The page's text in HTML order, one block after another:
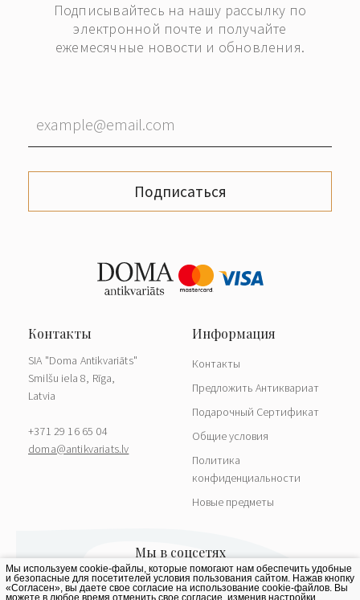
Подписывайтесь на нашу рассылку по
электронной почте и получайте
ежемесячные новости и обновления.
Подписаться
SIA "Doma Antikvariāts"
Smilšu iela 8, Rīga,
Latvia
+371 29 16 65 04
doma@antikvariats.lv
Контакты
Предложить Антиквариат
Подарочный Сертификат
Общие условия
Политика
конфиденциальности
Новые предметы
Мы используем cookie-файлы, которые помогают нам обеспечить удобные
и безопасные для посетителей условия пользования сайтом. Нажав кнопку
«Согласен», вы даете свое согласие на использование cookie-файлов. Вы